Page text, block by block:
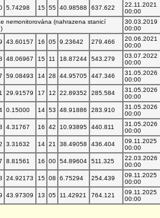
5.74298 15 55 40.98588 637.622
22.11.2021
00:00
nemonitorována (nahrazena stanicí
30.03.2019
00:00
43.60157 16 05 9.23642 279.466
20.06.2021
00:00
48.06967 15 11 18.87244 543.279
03.07.2022
00:00
59.08493 14 28 44.95705 447.346
31.05.2026
00:00
29.91579 17 12 22.89352 285.584
31.05.2026
00:00
0.15000 14 53 48.91886 283.910
31.05.2026
00:00
4.31767 16 42 10.93895 440.811
31.05.2026
00:00
3.31632 14 21 38.49058 436.404
09.11.2025
00:00
8.81561 16 00 54.89604 511.325
22.03.2026
00:00
24.92173 15 08 6.75294 254.439
09.11.2025
00:00
43.97309 13 05 11.42921 764.121
09.11.2025
00:00